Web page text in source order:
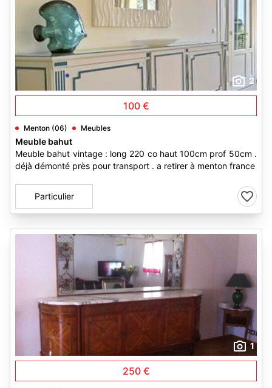
2
100 €
Menton (06) Meubles
Meuble bahut
Meuble bahut vintage : long 220 co haut 100cm prof 50cm .
déjà démonté près pour transport . a retirer à menton france
Particulier
1
250 €